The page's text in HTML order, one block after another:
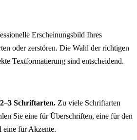
Erscheinungsbild Ihres
oder zerstören. Die Wahl der richtigen
Textformatierung sind entscheidend.
Schriftarten. Zu viele Schriftarten
Sie eine für Überschriften, eine für den
eine für Akzente.